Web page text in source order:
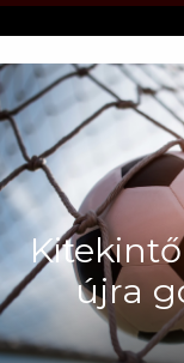
újra